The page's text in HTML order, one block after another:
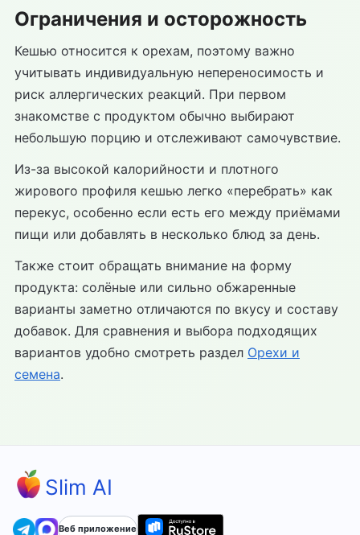
Ограничения и осторожность
Кешью относится к орехам, поэтому важно
учитывать индивидуальную непереносимость и
риск аллергических реакций. При первом
знакомстве с продуктом обычно выбирают
небольшую порцию и отслеживают самочувствие.
Из-за высокой калорийности и плотного
жирового профиля кешью легко «перебрать» как
перекус, особенно если есть его между приёмами
пищи или добавлять в несколько блюд за день.
Также стоит обращать внимание на форму
продукта: солёные или сильно обжаренные
варианты заметно отличаются по вкусу и составу
добавок. Для сравнения и выбора подходящих
вариантов удобно смотреть раздел Орехи и
семена.
Slim AI
Веб приложение